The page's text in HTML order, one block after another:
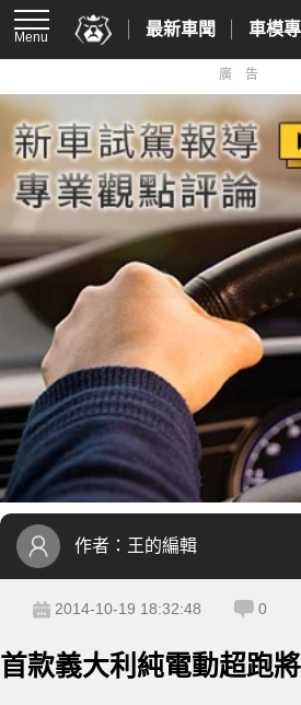
Menu 最新車聞 車模
廣告
作者： 王的編輯
2014-10-19 18:32:48 0
首款義大利純電動超跑